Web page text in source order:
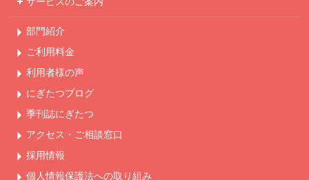
部門紹介
ご利用料金
利用者様の声
にぎたつブログ
季刊誌にぎたつ
アクセス・ご相談窓口
採用情報
個人情報保護法への取り組み